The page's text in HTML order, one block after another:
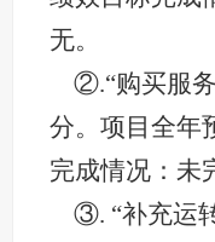
无。
②.“购买服
分。项目全年
完成情况：未
③. “补充运